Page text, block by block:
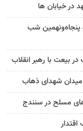
در خیابان ها
پنجاه‌ونهمین شب
شهدای ذهاب
مسلح در سنندج